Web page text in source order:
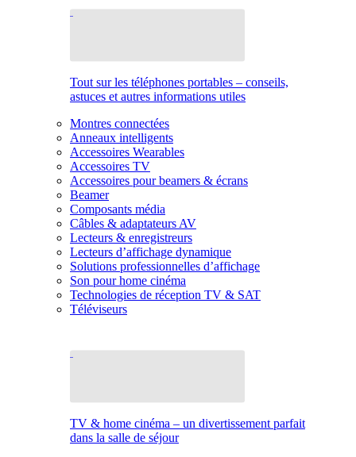
Tout sur les téléphones portables – conseils,
astuces et autres informations utiles
Montres connectées
Anneaux intelligents
Accessoires Wearables
Accessoires TV
Accessoires pour beamers & écrans
Beamer
Composants média
Câbles & adaptateurs AV
Lecteurs & enregistreurs
Lecteurs d’affichage dynamique
Solutions professionnelles d’affichage
Son pour home cinéma
Technologies de réception TV & SAT
Téléviseurs
TV & home cinéma – un divertissement parfait
dans la salle de séjour